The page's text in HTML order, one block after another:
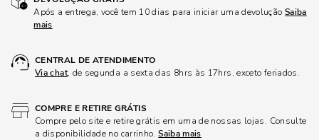
Após a entrega, você tem 10 dias para iniciar uma devolução Saiba
mais
CENTRAL DE ATENDIMENTO
Via chat, de segunda a sexta das 8hrs às 17hrs, exceto feriados.
COMPRE E RETIRE GRÁTIS
Compre pelo site e retire grátis em uma de nossas lojas. Consulte
a disponibilidade no carrinho.Saiba mais